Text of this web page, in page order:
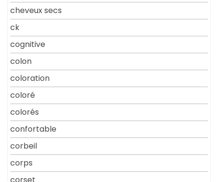
cheveux secs
ck
cognitive
colon
coloration
coloré
colorés
confortable
corbeil
corps
corset